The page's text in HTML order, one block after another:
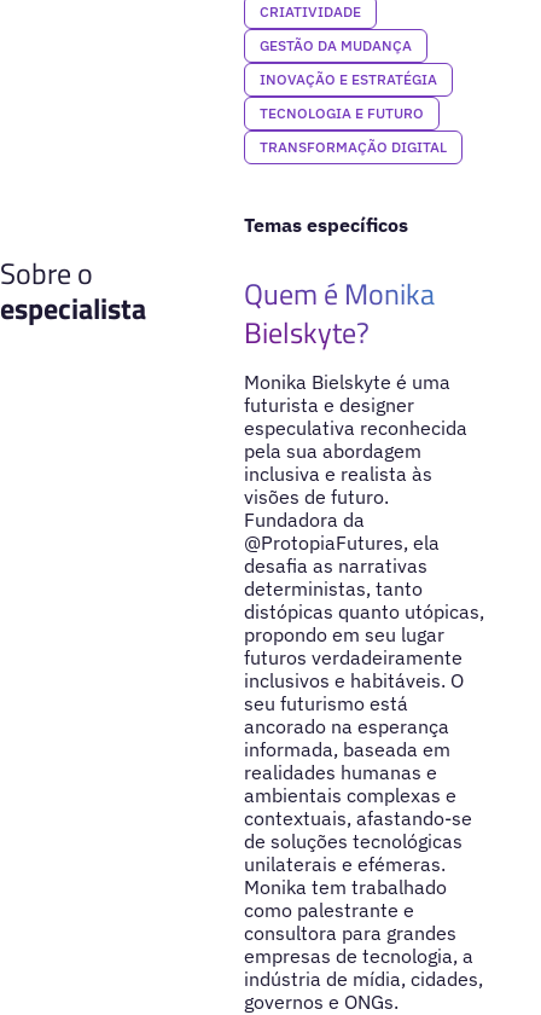
CRIATIVIDADE
GESTÃO DA MUDANÇA
INOVAÇÃO E ESTRATÉGIA
TECNOLOGIA E FUTURO
TRANSFORMAÇÃO DIGITAL
Temas específicos
Sobre o
especialista
Quem é Monika
Bielskyte?
Monika Bielskyte é uma
futurista e designer
especulativa reconhecida
pela sua abordagem
inclusiva e realista às
visões de futuro.
Fundadora da
@ProtopiaFutures, ela
desafia as narrativas
deterministas, tanto
distópicas quanto utópicas,
propondo em seu lugar
futuros verdadeiramente
inclusivos e habitáveis. O
seu futurismo está
ancorado na esperança
informada, baseada em
realidades humanas e
ambientais complexas e
contextuais, afastando-se
de soluções tecnológicas
unilaterais e efémeras.
Monika tem trabalhado
como palestrante e
consultora para grandes
empresas de tecnologia, a
indústria de mídia, cidades,
governos e ONGs.